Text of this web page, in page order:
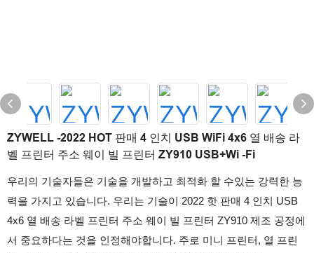
ZYWELL -2022 HOT 판매 4 인치 USB WiFi 4x6 열 배송 라
벨 프린터 주소 웨이 빌 프린터 ZY910 USB+Wi -Fi
우리의 기술자들은 기술을 개발하고 최적화 할 수있는 강력한 능
력을 가지고 있습니다. 우리는 기술이 2022 핫 판매 4 인치 USB
4x6 열 배송 라벨 프린터 주소 웨이 빌 프린터 ZY910 제조 공정에
서 중요하다는 것을 인정해야합니다. 주로 미니 프린터, 열 프린